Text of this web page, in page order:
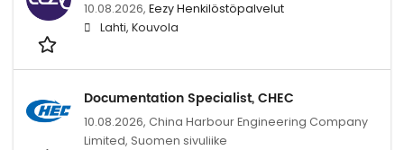
10.08.2026, Eezy Henkilöstöpalvelut
Lahti, Kouvola
Documentation Specialist, CHEC
10.08.2026, China Harbour Engineering Company
Limited, Suomen sivuliike